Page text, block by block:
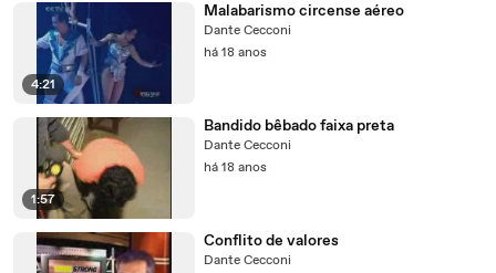
4:21
Malabarismo circense aéreo
Dante Cecconi
há 18 anos
1:57
Bandido bêbado faixa preta
Dante Cecconi
há 18 anos
Conflito de valores
Dante Cecconi